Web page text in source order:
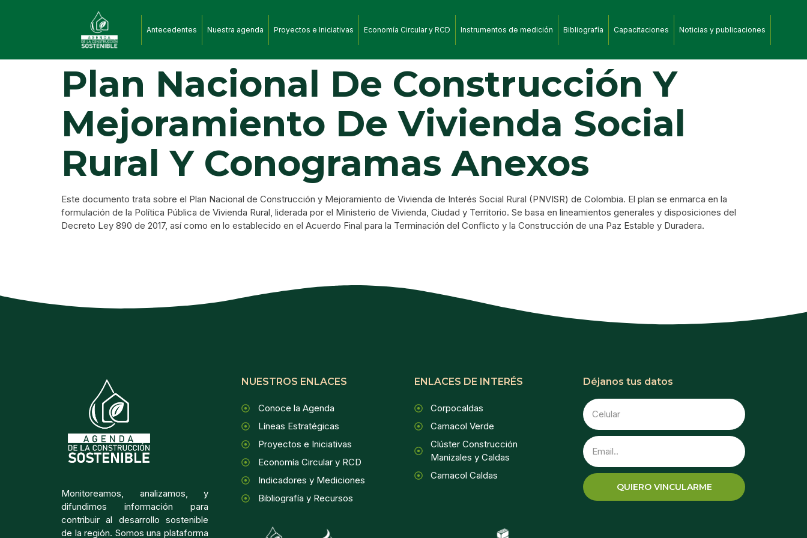
Antecedentes Nuestra agenda Proyectos e Iniciativas Economía Circular y RCD Instrumentos de medición Bibliografía Capacitaciones Noticias y publicaciones
Plan Nacional De Construcción Y
Mejoramiento De Vivienda Social
Rural Y Conogramas Anexos
Este documento trata sobre el Plan Nacional de Construcción y Mejoramiento de Vivienda de Interés Social Rural (PNVISR) de Colombia. El plan se enmarca en la
formulación de la Política Pública de Vivienda Rural, liderada por el Ministerio de Vivienda, Ciudad y Territorio. Se basa en lineamientos generales y disposiciones del
Decreto Ley 890 de 2017, así como en lo establecido en el Acuerdo Final para la Terminación del Conflicto y la Construcción de una Paz Estable y Duradera.
Monitoreamos, analizamos, y
difundimos información para
contribuir al desarrollo sostenible
de la región. Somos una plataforma
NUESTROS ENLACES
Conoce la Agenda
Líneas Estratégicas
Proyectos e Iniciativas
Economía Circular y RCD
Indicadores y Mediciones
Bibliografía y Recursos
ENLACES DE INTERÉS
Corpocaldas
Camacol Verde
Clúster Construcción
Manizales y Caldas
Camacol Caldas
Déjanos tus datos
QUIERO VINCULARME